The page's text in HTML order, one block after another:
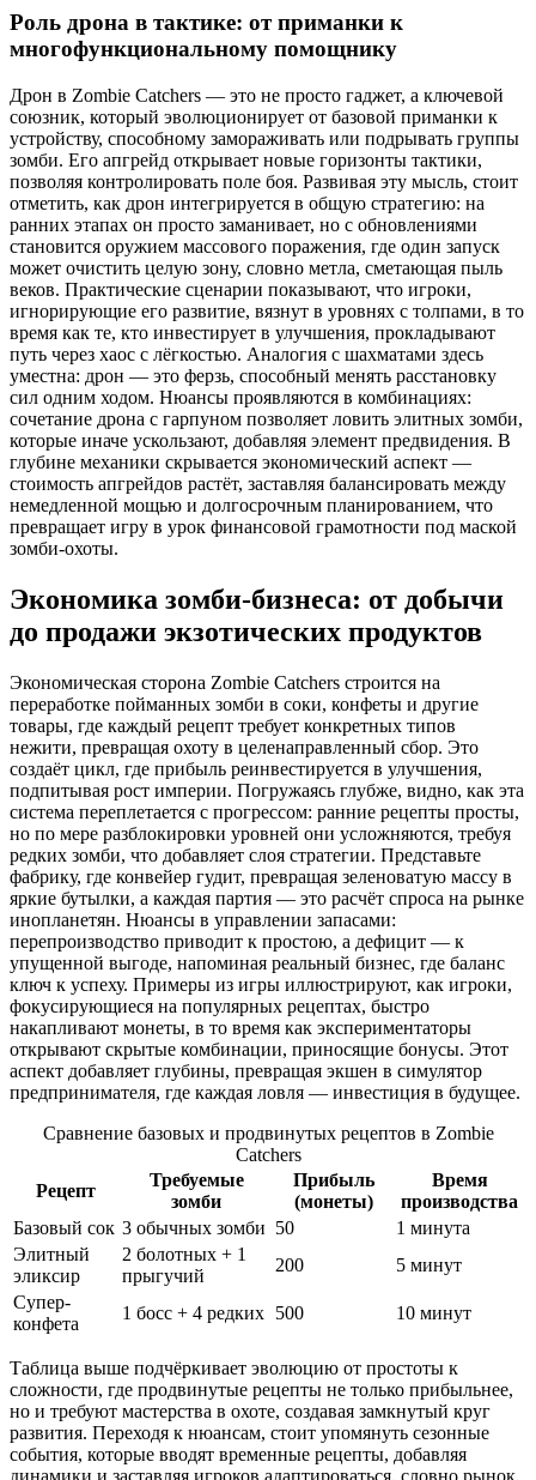
Роль дрона в тактике: от приманки к
многофункциональному помощнику
Дрон в Zombie Catchers — это не просто гаджет, а ключевой
союзник, который эволюционирует от базовой приманки к
устройству, способному замораживать или подрывать группы
зомби. Его апгрейд открывает новые горизонты тактики,
позволяя контролировать поле боя. Развивая эту мысль, стоит
отметить, как дрон интегрируется в общую стратегию: на
ранних этапах он просто заманивает, но с обновлениями
становится оружием массового поражения, где один запуск
может очистить целую зону, словно метла, сметающая пыль
веков. Практические сценарии показывают, что игроки,
игнорирующие его развитие, вязнут в уровнях с толпами, в то
время как те, кто инвестирует в улучшения, прокладывают
путь через хаос с лёгкостью. Аналогия с шахматами здесь
уместна: дрон — это ферзь, способный менять расстановку
сил одним ходом. Нюансы проявляются в комбинациях:
сочетание дрона с гарпуном позволяет ловить элитных зомби,
которые иначе ускользают, добавляя элемент предвидения. В
глубине механики скрывается экономический аспект —
стоимость апгрейдов растёт, заставляя балансировать между
немедленной мощью и долгосрочным планированием, что
превращает игру в урок финансовой грамотности под маской
зомби-охоты.
Экономика зомби-бизнеса: от добычи
до продажи экзотических продуктов
Экономическая сторона Zombie Catchers строится на
переработке пойманных зомби в соки, конфеты и другие
товары, где каждый рецепт требует конкретных типов
нежити, превращая охоту в целенаправленный сбор. Это
создаёт цикл, где прибыль реинвестируется в улучшения,
подпитывая рост империи. Погружаясь глубже, видно, как эта
система переплетается с прогрессом: ранние рецепты просты,
но по мере разблокировки уровней они усложняются, требуя
редких зомби, что добавляет слоя стратегии. Представьте
фабрику, где конвейер гудит, превращая зеленоватую массу в
яркие бутылки, а каждая партия — это расчёт спроса на рынке
инопланетян. Нюансы в управлении запасами:
перепроизводство приводит к простою, а дефицит — к
упущенной выгоде, напоминая реальный бизнес, где баланс
ключ к успеху. Примеры из игры иллюстрируют, как игроки,
фокусирующиеся на популярных рецептах, быстро
накапливают монеты, в то время как экспериментаторы
открывают скрытые комбинации, приносящие бонусы. Этот
аспект добавляет глубины, превращая экшен в симулятор
предпринимателя, где каждая ловля — инвестиция в будущее.
Сравнение базовых и продвинутых рецептов в Zombie
Catchers
Рецепт
Требуемые
зомби
Прибыль
(монеты)
Время
производства
Базовый сок 3 обычных зомби 50
1 минута
Элитный
эликсир
2 болотных + 1
прыгучий
200
5 минут
Супер-
конфета
1 босс + 4 редких 500 10 минут
Таблица выше подчёркивает эволюцию от простоты к
сложности, где продвинутые рецепты не только прибыльнее,
но и требуют мастерства в охоте, создавая замкнутый круг
развития. Переходя к нюансам, стоит упомянуть сезонные
события, которые вводят временные рецепты, добавляя
динамики и заставляя игроков адаптироваться, словно рынок,